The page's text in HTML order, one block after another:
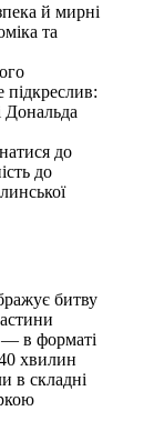
й мирні
та
Дональда
до
до
битву
— в форматі
хвилин
в складні